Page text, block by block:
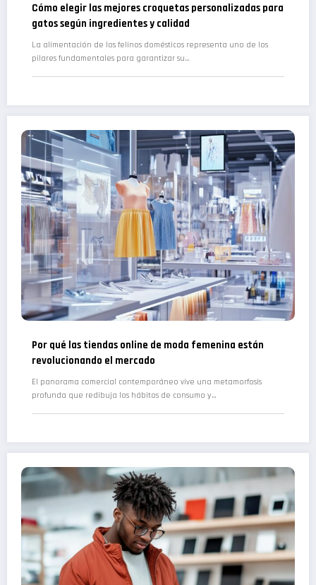
Cómo elegir las mejores croquetas personalizadas para
gatos según ingredientes y calidad
La alimentación de los felinos domésticos representa uno de los
pilares fundamentales para garantizar su…
Por qué las tiendas online de moda femenina están
revolucionando el mercado
El panorama comercial contemporáneo vive una metamorfosis
profunda que redibuja los hábitos de consumo y…